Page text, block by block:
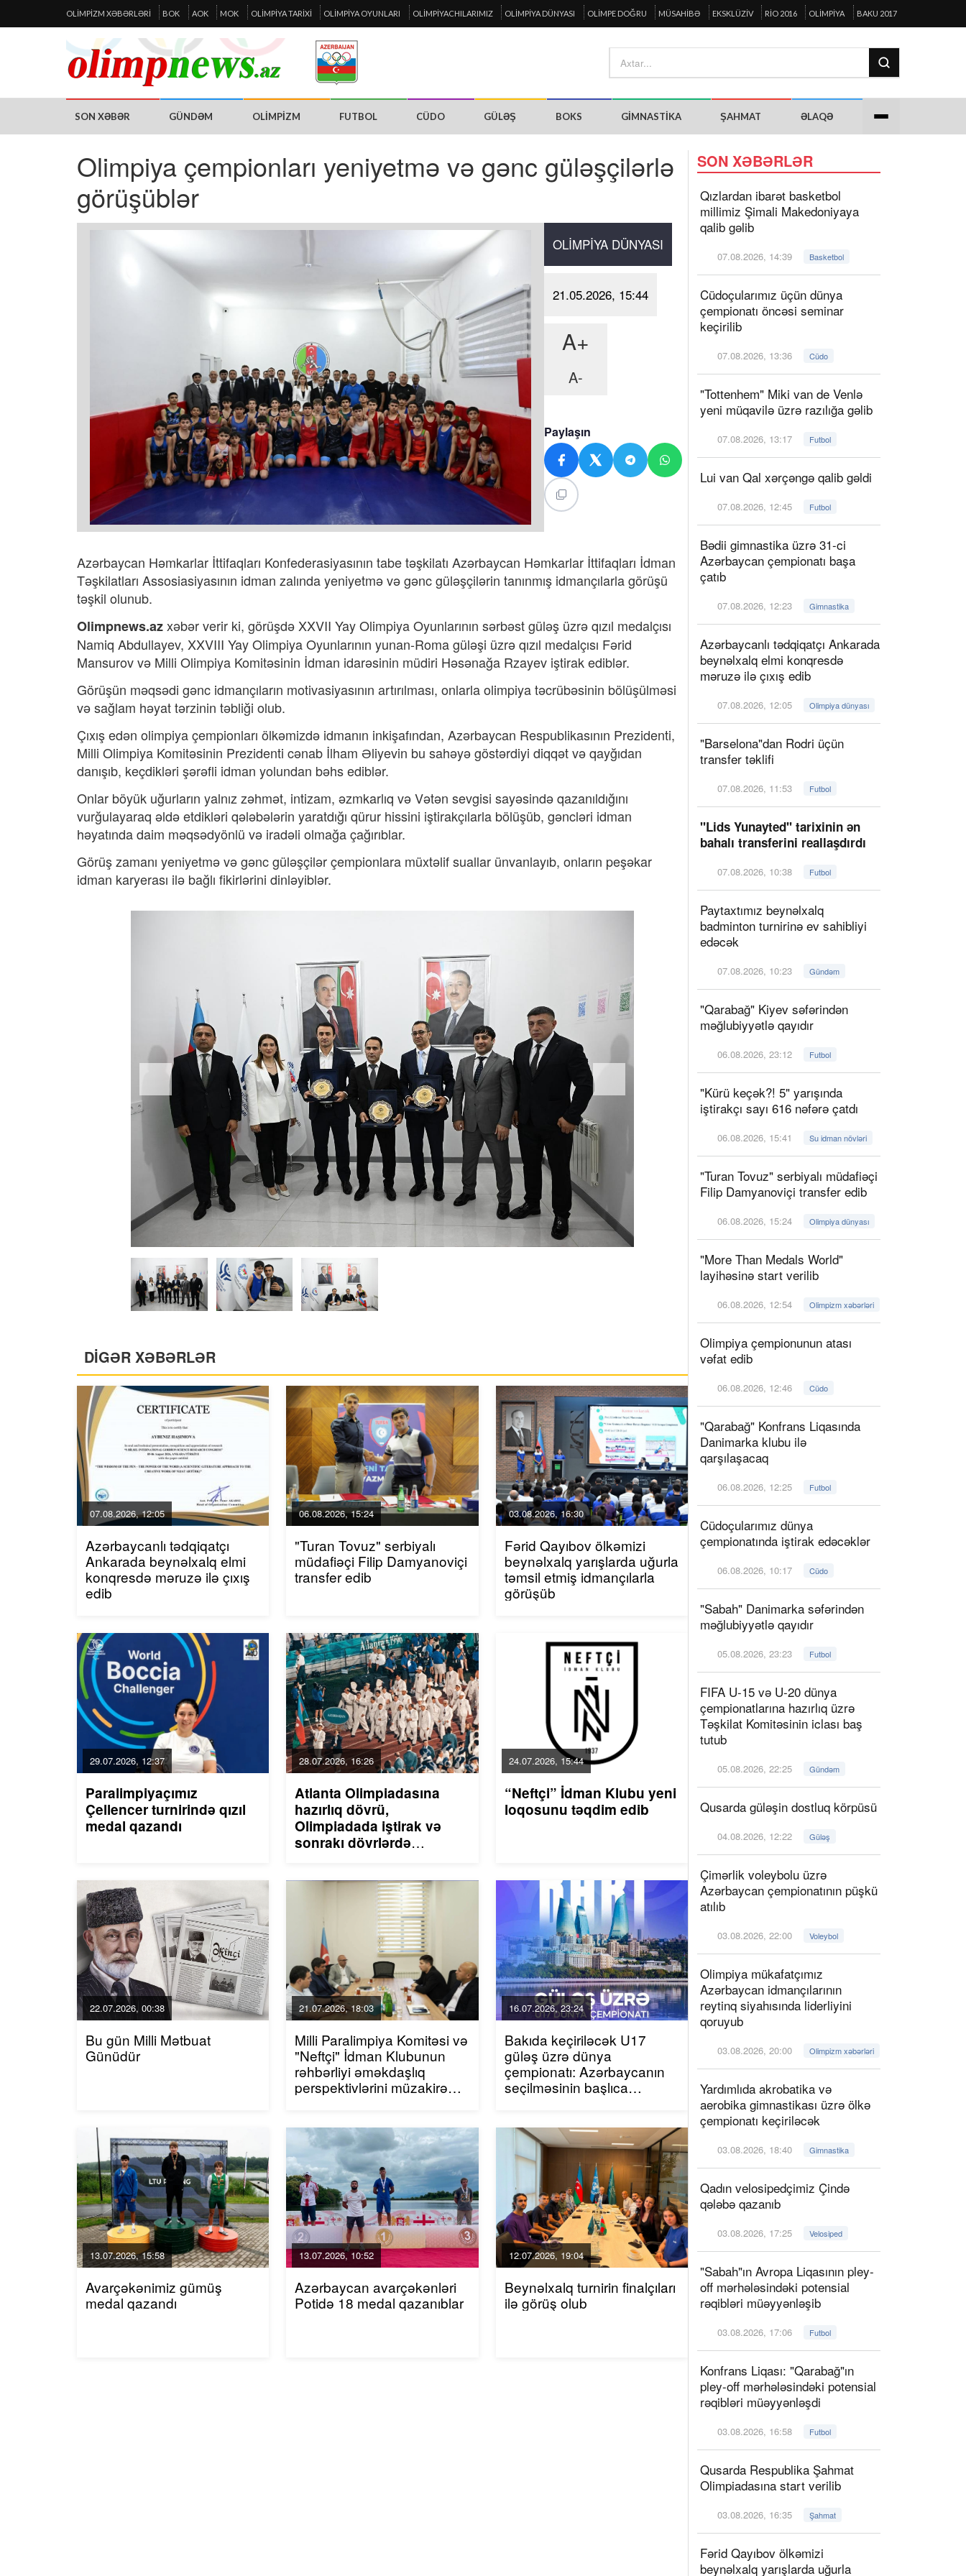
OLIMPIZM XƏBƏRLƏRI BOK AOK MOK OLIMPIYA TARIXI OLIMPIYA OYUNLARI OLIMPIYACHILARIMIZ OLIMPIYA DÜNYASI OLIMPE DOĞRU MÜSAHIBƏ EKSKLÜZIV RIO 2016 OLIMPIYA BAKU 2017
SON XƏBƏR GÜNDƏM OLIMPIZM FUTBOL CÜDO GÜLƏŞ BOKS GIMNASTIKA ŞAHMAT ƏLAQƏ
Olimpiya çempionları yeniyetmə və gənc güləşçilərlə
görüşüblər
OLIMPIYA DÜNYASI
21.05.2026, 15:44
A+
A-
Paylaşın
Azərbaycan Həmkarlar İttifaqları Konfederasiyasının tabe təşkilatı Azərbaycan Həmkarlar İttifaqları İdman
Təşkilatları Assosiasiyasının idman zalında yeniyetmə və gənc güləşçilərin tanınmış idmançılarla görüşü
təşkil olunub.
Olimpnews.azxəbər verir ki, görüşdə XXVII Yay Olimpiya Oyunlarının sərbəst güləş üzrə qızıl medalçısı
Namiq Abdullayev, XXVIII Yay Olimpiya Oyunlarının yunan-Roma güləşi üzrə qızıl medalçısı Fərid
Mansurov və Milli Olimpiya Komitəsinin İdman idarəsinin müdiri Həsənağa Rzayev iştirak ediblər.
Görüşün məqsədi gənc idmançıların motivasiyasının artırılması, onlarla olimpiya təcrübəsinin bölüşülməsi
və sağlam həyat tərzinin təbliği olub.
Çıxış edən olimpiya çempionları ölkəmizdə idmanın inkişafından, Azərbaycan Respublikasının Prezidenti,
Milli Olimpiya Komitəsinin Prezidenti cənab İlham Əliyevin bu sahəyə göstərdiyi diqqət və qayğıdan
danışıb, keçdikləri şərəfli idman yolundan bəhs ediblər.
Onlar böyük uğurların yalnız zəhmət, intizam, əzmkarlıq və Vətən sevgisi sayəsində qazanıldığını
vurğulayaraq əldə etdikləri qələbələrin yaratdığı qürur hissini iştirakçılarla bölüşüb, gəncləri idman
həyatında daim məqsədyönlü və iradəli olmağa çağırıblar.
Görüş zamanı yeniyetmə və gənc güləşçilər çempionlara müxtəlif suallar ünvanlayıb, onların peşəkar
idman karyerası ilə bağlı fikirlərini dinləyiblər.
DİGƏR XƏBƏRLƏR
07.08.2026, 12:05
Azərbaycanlı tədqiqatçı
Ankarada beynəlxalq elmi
konqresdə məruzə ilə çıxış
edib
06.08.2026, 15:24
"Turan Tovuz" serbiyalı
müdafiəçi Filip Damyanoviçi
transfer edib
03.08.2026, 16:30
Fərid Qayıbov ölkəmizi
beynəlxalq yarışlarda uğurla
təmsil etmiş idmançılarla
görüşüb
29.07.2026, 12:37
Paralimpiyaçımız
Çellencer turnirində qızıl
medal qazandı
28.07.2026, 16:26
Atlanta Olimpiadasına
hazırlıq dövrü,
Olimpiadada iştirak və
sonrakı dövrlərdə
24.07.2026, 15:44
“Neftçi” İdman Klubu yeni
loqosunu təqdim edib
22.07.2026, 00:38
Bu gün Milli Mətbuat
Günüdür
21.07.2026, 18:03
Milli Paralimpiya Komitəsi və
"Neftçi" İdman Klubunun
rəhbərliyi əməkdaşlıq
perspektivlərini müzakirə
16.07.2026, 23:24
Bakıda keçiriləcək U17
güləş üzrə dünya
çempionatı: Azərbaycanın
seçilməsinin başlıca
13.07.2026, 15:58
Avarçəkənimiz gümüş
medal qazandı
13.07.2026, 10:52
Azərbaycan avarçəkənləri
Potidə 18 medal qazanıblar
12.07.2026, 19:04
Beynəlxalq turnirin finalçıları
ilə görüş olub
SON XƏBƏRLƏR
Qızlardan ibarət basketbol
millimiz Şimali Makedoniyaya
qalib gəlib
07.08.2026, 14:39 Basketbol
Cüdoçularımız üçün dünya
çempionatı öncəsi seminar
keçirilib
07.08.2026, 13:36 Cüdo
"Tottenhem" Miki van de Venlə
yeni müqavilə üzrə razılığa gəlib
07.08.2026, 13:17 Futbol
Lui van Qal xərçəngə qalib gəldi
07.08.2026, 12:45 Futbol
Bədii gimnastika üzrə 31-ci
Azərbaycan çempionatı başa
çatıb
07.08.2026, 12:23 Gimnastika
Azərbaycanlı tədqiqatçı Ankarada
beynəlxalq elmi konqresdə
məruzə ilə çıxış edib
07.08.2026, 12:05 Olimpiya dünyası
"Barselona"dan Rodri üçün
transfer təklifi
07.08.2026, 11:53 Futbol
"Lids Yunayted" tarixinin ən
bahalı transferini reallaşdırdı
07.08.2026, 10:38 Futbol
Paytaxtımız beynəlxalq
badminton turnirinə ev sahibliyi
edəcək
07.08.2026, 10:23 Gündəm
"Qarabağ" Kiyev səfərindən
məğlubiyyətlə qayıdır
06.08.2026, 23:12 Futbol
"Kürü keçək?! 5" yarışında
iştirakçı sayı 616 nəfərə çatdı
06.08.2026, 15:41 Su idman növləri
"Turan Tovuz" serbiyalı müdafiəçi
Filip Damyanoviçi transfer edib
06.08.2026, 15:24 Olimpiya dünyası
"More Than Medals World"
layihəsinə start verilib
06.08.2026, 12:54 Olimpizm xəbərləri
Olimpiya çempionunun atası
vəfat edib
06.08.2026, 12:46 Cüdo
"Qarabağ" Konfrans Liqasında
Danimarka klubu ilə
qarşılaşacaq
06.08.2026, 12:25 Futbol
Cüdoçularımız dünya
çempionatında iştirak edəcəklər
06.08.2026, 10:17 Cüdo
"Sabah" Danimarka səfərindən
məğlubiyyətlə qayıdır
05.08.2026, 23:23 Futbol
FIFA U-15 və U-20 dünya
çempionatlarına hazırlıq üzrə
Təşkilat Komitəsinin iclası baş
tutub
05.08.2026, 22:25 Gündəm
Qusarda güləşin dostluq körpüsü
04.08.2026, 12:22 Güləş
Çimərlik voleybolu üzrə
Azərbaycan çempionatının püşkü
atılıb
03.08.2026, 22:00 Voleybol
Olimpiya mükafatçımız
Azərbaycan idmançılarının
reytinq siyahısında liderliyini
qoruyub
03.08.2026, 20:00 Olimpizm xəbərləri
Yardımlıda akrobatika və
aerobika gimnastikası üzrə ölkə
çempionatı keçiriləcək
03.08.2026, 18:40 Gimnastika
Qadın velosipedçimiz Çində
qələbə qazanıb
03.08.2026, 17:25 Velosiped
"Sabah"ın Avropa Liqasının pley-
off mərhələsindəki potensial
rəqibləri müəyyənləşib
03.08.2026, 17:06 Futbol
Konfrans Liqası: "Qarabağ"ın
pley-off mərhələsindəki potensial
rəqibləri müəyyənləşdi
03.08.2026, 16:58 Futbol
Qusarda Respublika Şahmat
Olimpiadasına start verilib
03.08.2026, 16:35 Şahmat
Fərid Qayıbov ölkəmizi
beynəlxalq yarışlarda uğurla